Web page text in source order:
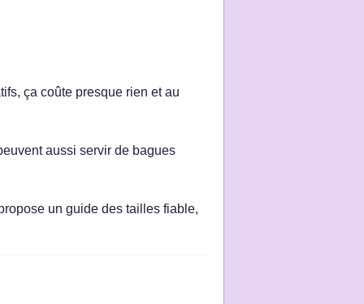
ça coûte presque rien et au
aussi servir de bagues
un guide des tailles fiable,